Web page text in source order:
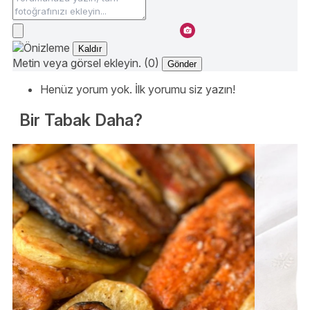
Kaldır
Metin veya görsel ekleyin. (0) Gönder
Henüz yorum yok. İlk yorumu siz yazın!
Bir Tabak Daha?